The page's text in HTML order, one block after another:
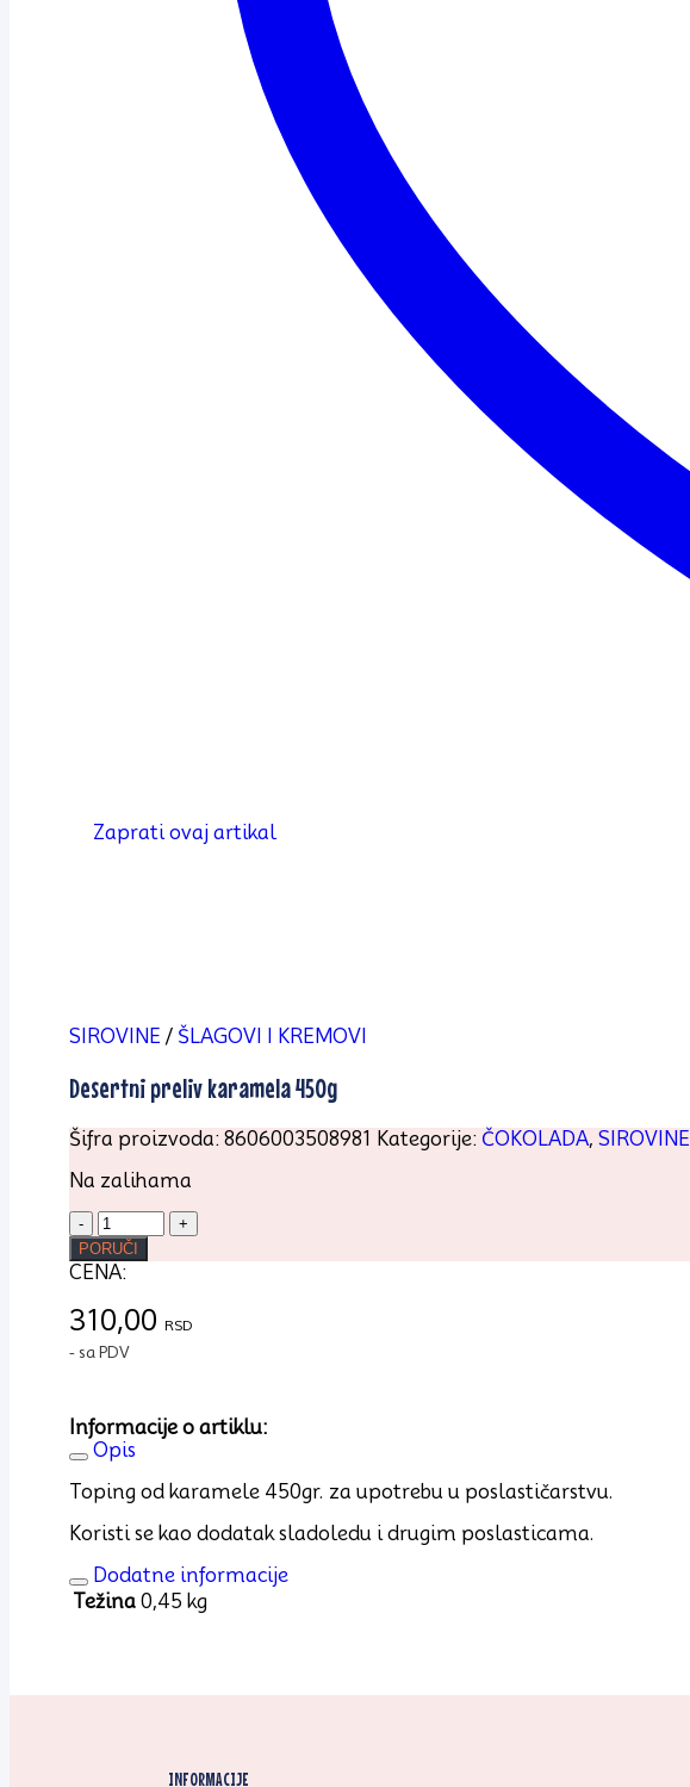
Zaprati ovaj artikal
SIROVINE / ŠLAGOVI I KREMOVI
Desertni preliv karamela 450g
Šifra proizvoda: 8606003508981 Kategorije: ČOKOLADA, SIROVINE
Na zalihama
Desertni
preliv
karamela
količina
PORUČI
CENA:
310,00 RSD
- sa PDV
Informacije o artiklu:
Opis
Toping od karamele 450gr. za upotrebu u poslastičarstvu.
Koristi se kao dodatak sladoledu i drugim poslasticama.
Dodatne informacije
Težina 0,45 kg
INFORMACIJE